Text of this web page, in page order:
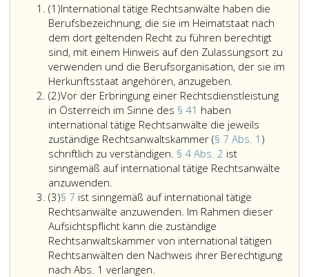
(1)Absatz
eins
International tätige Rechtsanwälte haben die
Berufsbezeichnung, die sie im Heimatstaat nach
dem dort geltenden Recht zu führen berechtigt
sind, mit einem Hinweis auf den Zulassungsort zu
verwenden und die Berufsorganisation, der sie im
Herkunftsstaat angehören, anzugeben.
(2)Absatz
2
Vor der Erbringung einer Rechtsdienstleistung
in Österreich im Sinne des § 41 haben
international tätige Rechtsanwälte die jeweils
zuständige Rechtsanwaltskammer (§ 7 Abs. 1 )
schriftlich zu verständigen. § 4 Abs. 2 ist
sinngemäß auf international tätige Rechtsanwälte
anzuwenden.
der
Erbringung
einer
Rechtsdienstleistung
in
Österreich
(3)Absatz
3
§ 7 ist sinngemäß auf international tätige
Rechtsanwälte anzuwenden. Im Rahmen dieser
Aufsichtspflicht kann die zuständige
Rechtsanwaltskammer von international tätigen
Rechtsanwälten den Nachweis ihrer Berechtigung
nach Abs. 1 verlangen.